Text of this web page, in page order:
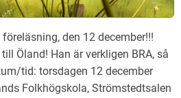
den 12 december!!!
Öland! Han är verkligen BRA, så
tid: torsdagen 12 december
Folkhögskola, Strömstedtsalen